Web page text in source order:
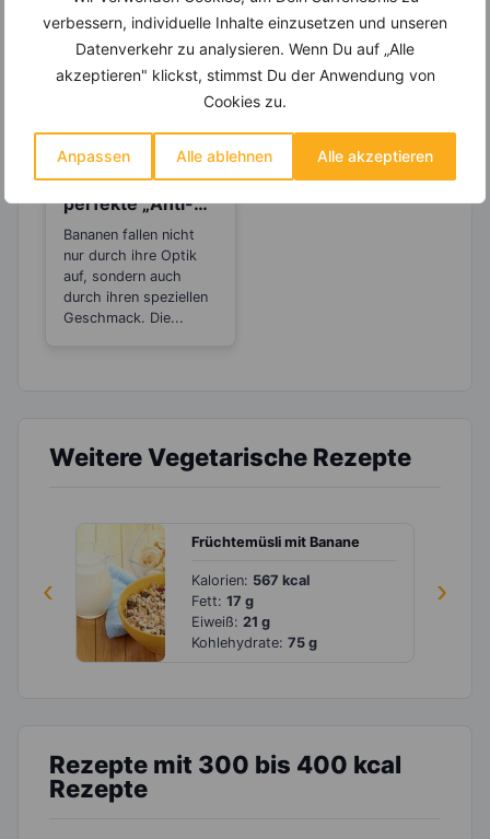
verbessern, individuelle Inhalte einzusetzen und unseren
Datenverkehr zu analysieren. Wenn Du auf „Alle
akzeptieren" klickst, stimmst Du der Anwendung von
Cookies zu.
Anpassen Alle ablehnen Alle akzeptieren
Bananen – Der
perfekte „Anti-
Stress“-Snack
Bananen fallen nicht
nur durch ihre Optik
auf, sondern auch
durch ihren speziellen
Geschmack. Die...
Weitere Vegetarische Rezepte
‹ ›
Früchtemüsli mit Banane
Kalorien: 567 kcal
Fett:17 g
Eiweiß: 21 g
Kohlehydrate:75 g
Rezepte mit 300 bis 400 kcal
Rezepte